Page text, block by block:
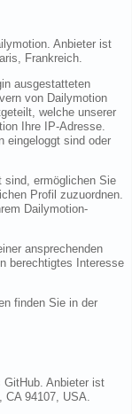
Anbieter ist
Frankreich.
ausgestatteten
von Dailymotion
welche unserer
Ihre IP-Adresse.
eingeloggt sind oder
sind, ermöglichen Sie
Profil zuzuordnen.
Dailymotion-
ansprechenden
berechtigtes Interesse
finden Sie in der
GitHub. Anbieter ist
94107, USA.